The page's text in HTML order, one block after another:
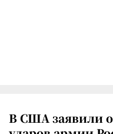
В США заявили